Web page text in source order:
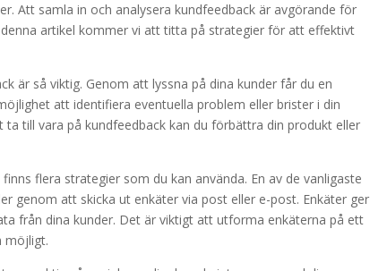
Att samla in och analysera kundfeedback är avgörande för
artikel kommer vi att titta på strategier för att effektivt
är så viktig. Genom att lyssna på dina kunder får du en
att identifiera eventuella problem eller brister i din
till vara på kundfeedback kan du förbättra din produkt eller
flera strategier som du kan använda. En av de vanligaste
genom att skicka ut enkäter via post eller e-post. Enkäter ger
från dina kunder. Det är viktigt att utforma enkäterna på ett
möjligt.